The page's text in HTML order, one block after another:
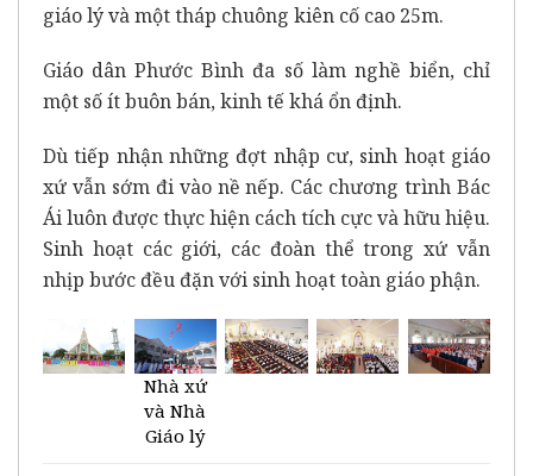
giáo lý và một tháp chuông kiên cố cao 25m.
Giáo dân Phước Bình đa số làm nghề biển, chỉ
một số ít buôn bán, kinh tế khá ổn định.
Dù tiếp nhận những đợt nhập cư, sinh hoạt giáo
xứ vẫn sớm đi vào nề nếp. Các chương trình Bác
Ái luôn được thực hiện cách tích cực và hữu hiệu.
Sinh hoạt các giới, các đoàn thể trong xứ vẫn
nhịp bước đều đặn với sinh hoạt toàn giáo phận.
Nhà xứ
và Nhà
Giáo lý